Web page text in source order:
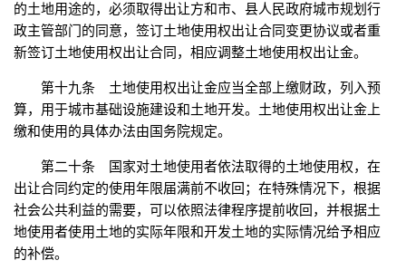
的土地用途的，必须取得出让方和市、县人民政府城市规划行
政主管部门的同意，签订土地使用权出让合同变更协议或者重
新签订土地使用权出让合同，相应调整土地使用权出让金。
第十九条 土地使用权出让金应当全部上缴财政，列入预
算，用于城市基础设施建设和土地开发。土地使用权出让金上
缴和使用的具体办法由国务院规定。
第二十条 国家对土地使用者依法取得的土地使用权，在
出让合同约定的使用年限届满前不收回；在特殊情况下，根据
社会公共利益的需要，可以依照法律程序提前收回，并根据土
地使用者使用土地的实际年限和开发土地的实际情况给予相应
的补偿。